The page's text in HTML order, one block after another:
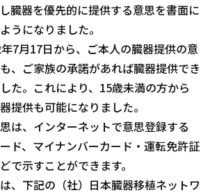
臓器を優先的に提供する意思を書面に
うになりました。
7月17日から、ご本人の臓器提供の意
、ご家族の承諾があれば臓器提供でき
た。これにより、15歳未満の方から
提供も可能になりました。
は、インターネットで意思登録する
ド、マイナンバーカード・運転免許証
で示すことができます。
、下記の（社）日本臓器移植ネットワ